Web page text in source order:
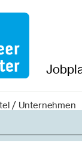
/ Unternehmen